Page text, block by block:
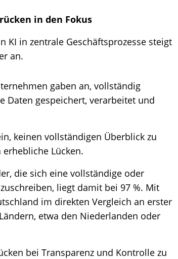
in den Fokus​
KI in zentrale Geschäftsprozesse steigt
an.
gaben an, vollständig
Daten gespeichert, verarbeitet und
keinen vollständigen Überblick zu
Lücken.
die sich eine vollständige oder
liegt damit bei 97 %. Mit
im direkten Vergleich an erster
etwa den Niederlanden oder
bei Transparenz und Kontrolle zu